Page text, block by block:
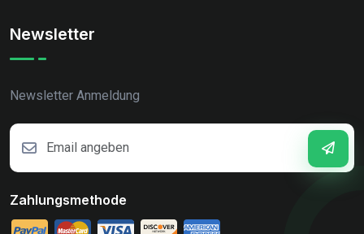
Newsletter
Newsletter Anmeldung
Zahlungsmethode